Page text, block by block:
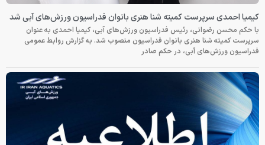
کیمیا احمدی سرپرست کمیته شنا هنری بانوان فدراسیون ورزش‌های آبی شد
با حکم محسن رضوانی، رئیس فدراسیون ورزش‌های آبی، کیمیا احمدی به عنوان
سرپرست کمیته شنا هنری بانوان فدراسیون منصوب شد. به گزارش روابط عمومی
فدراسیون ورزش‌های آبی، در حکم صادر